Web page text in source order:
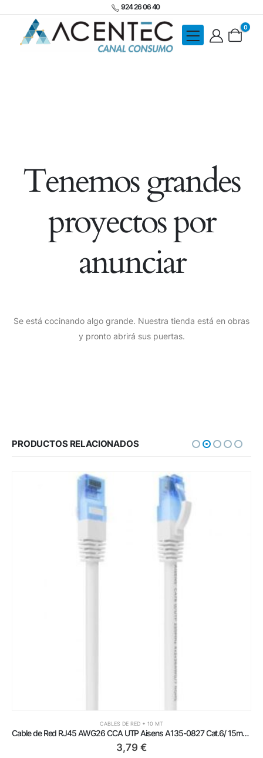
924 26 06 40
0
Tenemos grandes
proyectos por
anunciar
Se está cocinando algo grande. Nuestra tienda está en obras
y pronto abrirá sus puertas.
PRODUCTOS RELACIONADOS
CABLES DE RED + 10 MT
Cable de Red RJ45 AWG26 CCA UTP Aisens A135-0827 Cat.6/ 15m/ Blanco
3,79 €